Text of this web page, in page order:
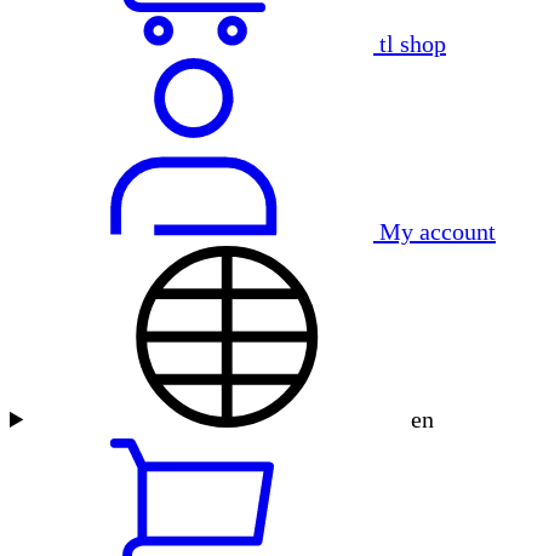
tl shop
My account
en